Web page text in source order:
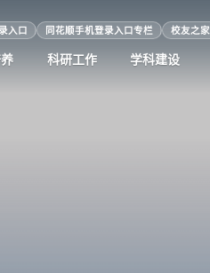
入口 同花顺手机登录入口专栏 校友之家
科研工作 学科建设